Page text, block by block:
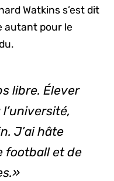
Watkins s’est dit
autant pour le
libre. Élever
J’ai hâte
football et de